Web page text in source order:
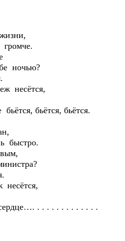
ночью?
бьётся, бьётся.
быстро.
. . . . . . . . . . . . .